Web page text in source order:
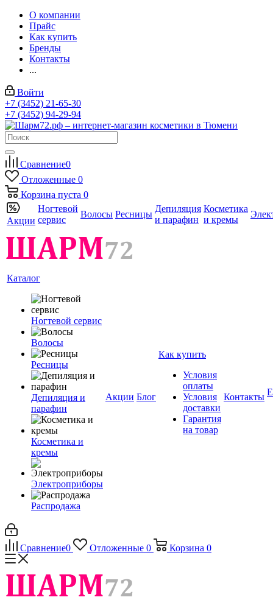
О компании
Прайс
Как купить
Бренды
Контакты
...
Войти
+7 (3452) 21-65-30
+7 (3452) 94-29-94
Сравнение0
Отложенные 0
Корзина пуста 0
Акции
Ногтевой
сервис
Волосы Ресницы
Депиляция
и парафин
Косметика
и кремы
Каталог
Ногтевой сервис
Волосы
Ресницы
Депиляция и
парафин
Косметика и
кремы
Электроприборы
Распродажа
Акции Блог
Как купить
Условия
оплаты
Условия
доставки
Гарантия
на товар
Контакты
Сравнение0 Отложенные 0 Корзина 0